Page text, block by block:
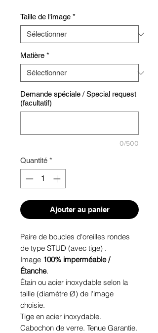
Taille de l'image *
Matière *
Demande spéciale / Special request
(facultatif)
0/500
Quantité *
Ajouter au panier
Paire de boucles d'oreilles rondes
de type STUD (avec tige) .
Image 100% imperméable /
Étanche.
Étain ou acier inoxydable selon la
taille (diamètre Ø) de l'image
choisie.
Tige en acier inoxydable.
Cabochon de verre. Tenue Garantie.